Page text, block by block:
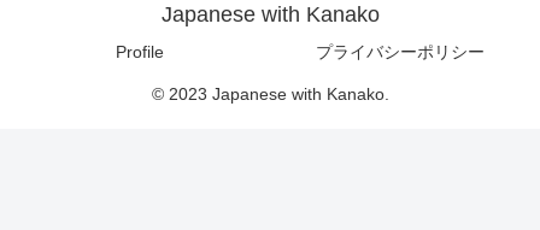
Japanese with Kanako
Profile プライバシーポリシー
© 2023 Japanese with Kanako.